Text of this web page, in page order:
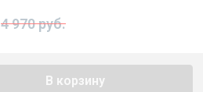
4 970 руб.
В корзину